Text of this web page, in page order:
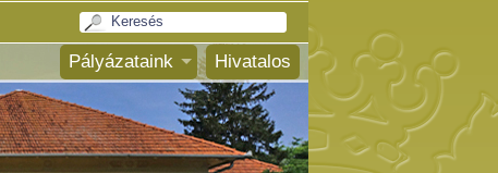
Hivatalos
Pályázataink